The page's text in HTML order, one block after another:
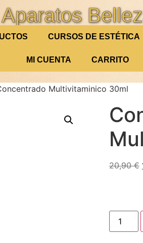
Aparatos
CURSOS DE ESTÉTICA
MI CUENTA CARRITO
Multivitaminico 30ml
20,90€